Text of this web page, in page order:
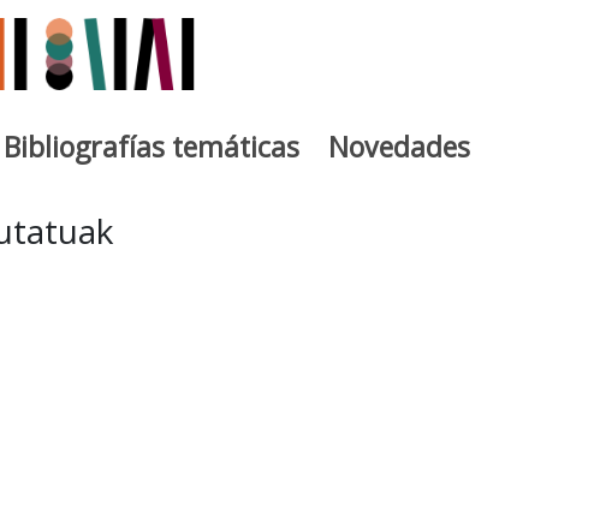
Bibliografías temáticas Novedades